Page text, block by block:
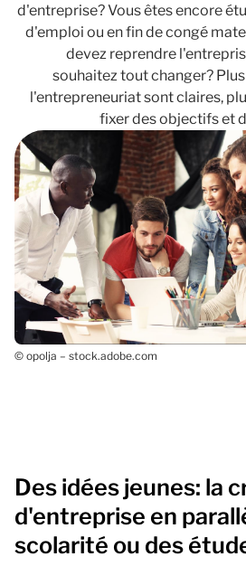
© opolja – stock.adobe.com
d'entreprise? Vous êtes encore
d'emploi ou en fin de congé
devez reprendre
souhaitez tout changer?
l'entrepreneuriat sont claires,
fixer des objectifs et
Des idées jeunes: la
d'entreprise en
scolarité ou des